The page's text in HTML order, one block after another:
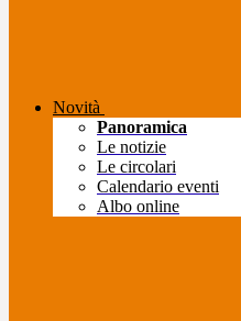
Novità
Panoramica
Le notizie
Le circolari
Calendario eventi
Albo online